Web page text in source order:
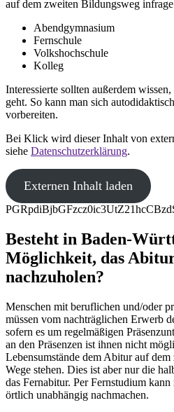
auf dem zweiten Bildungsweg
Abendgymnasium
Fernschule
Volkshochschule
Kolleg
Interessierte sollten außerdem
geht. So kann man sich
vorbereiten.
Bei Klick wird dieser Inhalt von
siehe Datenschutzerklärung.
Externen Inhalt laden
Besteht in Baden-
Möglichkeit, das
nachzuholen?
Menschen mit beruflichen und/oder
müssen vom nachträglichen Erwerb
sofern es um regelmäßigen
an den Präsenzen ist ihnen nicht
Lebensumstände dem Abitur auf
Wege stehen. Dies ist aber nur die
das Fernabitur. Per Fernstudium
örtlich unabhängig nachmachen.